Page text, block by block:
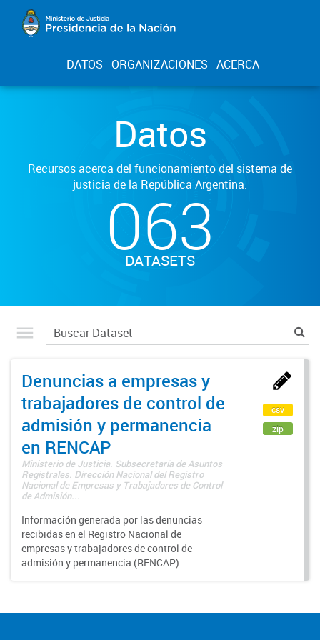
DATOS ORGANIZACIONES ACERCA
Datos
Recursos acerca del funcionamiento del sistema de
justicia de la República Argentina.
063
DATASETS
Denuncias a empresas y
trabajadores de control de
admisión y permanencia
en RENCAP
Ministerio de Justicia. Subsecretaría de Asuntos
Registrales. Dirección Nacional del Registro
Nacional de Empresas y Trabajadores de Control
de Admisión...
Información generada por las denuncias
recibidas en el Registro Nacional de
empresas y trabajadores de control de
admisión y permanencia (RENCAP).
csv
zip